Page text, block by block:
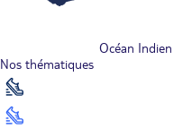
Océan Indien
Nos thématiques